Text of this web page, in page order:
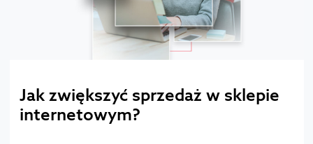
Jak zwiększyć sprzedaż w sklepie
internetowym?